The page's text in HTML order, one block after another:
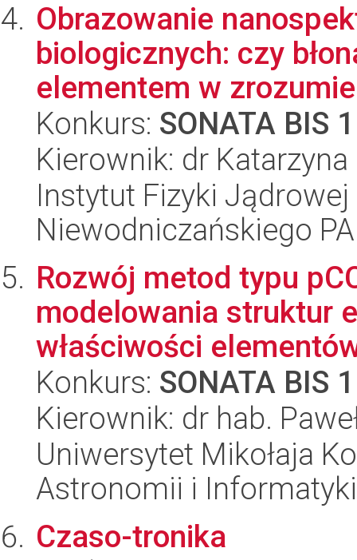
Obrazowanie
biologicznych: czy
elementem w
Konkurs: SONATA BIS
Kierownik: dr
Instytut Fizyki
Niewodniczańskiego
Rozwój metod typu
modelowania struktur
właściwości
Konkurs: SONATA BIS
Kierownik: dr hab.
Uniwersytet Mikołaja
Astronomii i
Czaso-tronika